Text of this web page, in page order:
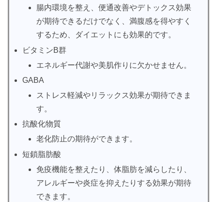
腸内環境を整え、便通改善やデトックス効果
が期待できるだけでなく、満腹感を得やすく
するため、ダイエットにも効果的です。
ビタミンB群
エネルギー代謝や美肌作りに欠かせません。
GABA
ストレス軽減やリラックス効果が期待できま
す。
抗酸化物質
老化防止の期待ができます。
短鎖脂肪酸
免疫機能を整えたり、体脂肪を減らしたり、
アレルギーや炎症を抑えたりする効果が期待
できます。